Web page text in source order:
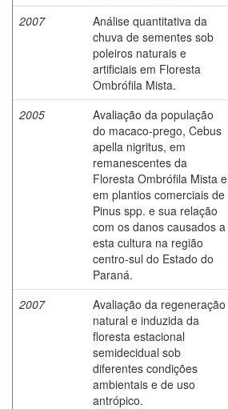
2007
Análise quantitativa da
chuva de sementes sob
poleiros naturais e
artificiais em Floresta
Ombrófila Mista.
2005
Avaliação da população
do macaco-prego, Cebus
apella nigritus, em
remanescentes da
Floresta Ombrófila Mista e
em plantios comerciais de
Pinus spp. e sua relação
com os danos causados a
esta cultura na região
centro-sul do Estado do
Paraná.
2007
Avaliação da regeneração
natural e induzida da
floresta estacional
semidecidual sob
diferentes condições
ambientais e de uso
antrópico.